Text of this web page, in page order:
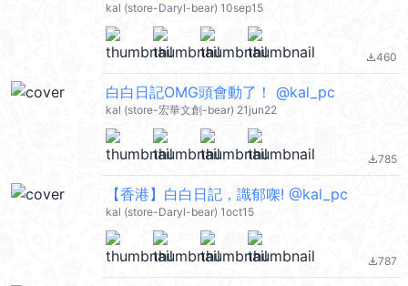
kal (store-Daryl-bear) 10sep15
file_download460
白白日記OMG頭會動了！ @kal_pc
kal (store-宏華文創-bear) 21jun22
file_download785
【香港】白白日記，識郁㗎! @kal_pc
kal (store-Daryl-bear) 1oct15
file_download787